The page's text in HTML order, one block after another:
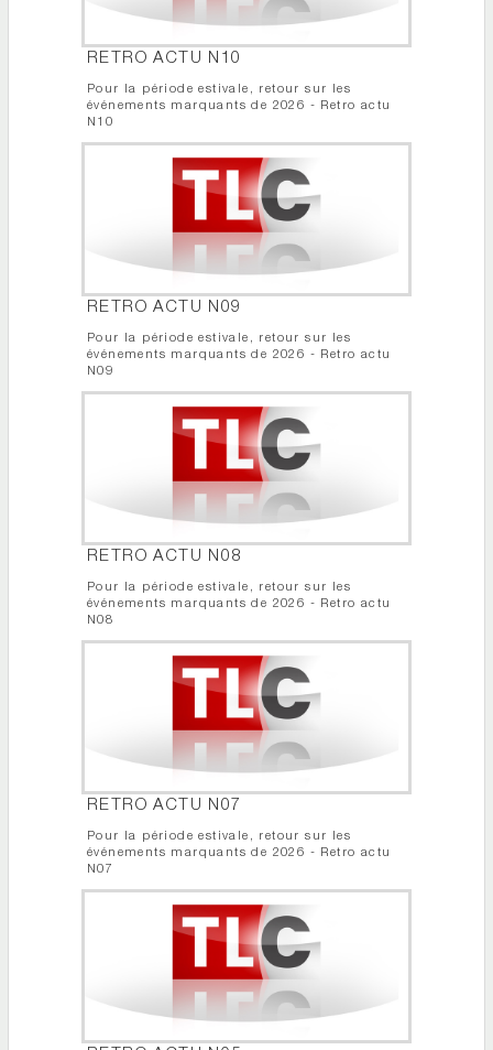
RETRO ACTU N10
Pour la période estivale, retour sur les
événements marquants de 2026 - Retro actu
N10
RETRO ACTU N09
Pour la période estivale, retour sur les
événements marquants de 2026 - Retro actu
N09
RETRO ACTU N08
Pour la période estivale, retour sur les
événements marquants de 2026 - Retro actu
N08
RETRO ACTU N07
Pour la période estivale, retour sur les
événements marquants de 2026 - Retro actu
N07